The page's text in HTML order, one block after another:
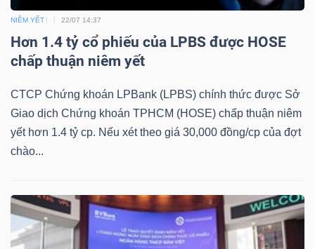
NIÊM YẾT 22/07 14:37
Hơn 1.4 tỷ cổ phiếu của LPBS được HOSE
chấp thuận niêm yết
CTCP Chứng khoán LPBank (LPBS) chính thức được Sở
Giao dịch Chứng khoán TPHCM (HOSE) chấp thuận niêm
yết hơn 1.4 tỷ cp. Nếu xét theo giá 30,000 đồng/cp của đợt
chào...
DỊCH
VỤ
TRUYỀN